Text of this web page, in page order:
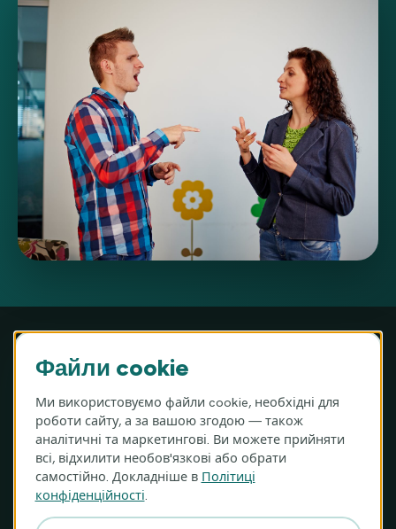
MIGAM S.A. · ul. Józefa Hauke-Bosaka 16A, 01-540 Варшава,
Польща
KRS 0000983987 · NIP 9512387159 · REGON 360614795
Номер рахунку (IBAN): PL96 1240 1040 1111 0010 6087 8457
(Bank Pekao S.A., SWIFT/BIC: PKOPPLPW)
Перекладач Migam (PL)
Ціни
Файли cookie
Ми використовуємо файли cookie, необхідні для
роботи сайту, а за вашою згодою — також
аналітичні та маркетингові. Ви можете прийняти
всі, відхилити необов'язкові або обрати
самостійно. Докладніше в Політиці
конфіденційності